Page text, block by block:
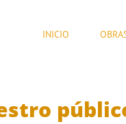
INICIO